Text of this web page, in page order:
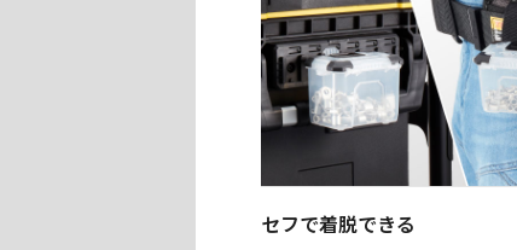
セフで着脱できる